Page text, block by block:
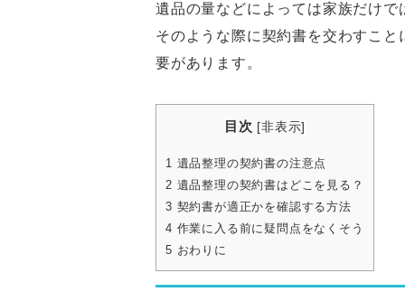
遺品の量などによっては家族だけ
そのような際に契約書を交わすこ
要があります。
目次 [非表示]
1 遺品整理の契約書の注意点
2 遺品整理の契約書はどこを見る？
3 契約書が適正かを確認する方法
4 作業に入る前に疑問点をなくそう
5 おわりに